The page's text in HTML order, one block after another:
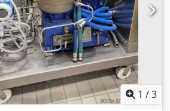
afvoerband Staat: Gebruikt Prijs:
Amsyxl R Ee Dok
1 /3